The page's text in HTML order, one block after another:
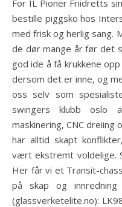
For IL Pioner Friidretts
bestille piggsko hos
med frisk og herlig sang.
de dør mange år før det
god ide å få krukkene
dersom det er inne, og
oss selv som
swingers klubb oslo
maskinering, CNC dreiing
har alltid skapt
vært ekstremt voldelige.
Her får vi et Transit-
på skap og
(glassverketelite.no):